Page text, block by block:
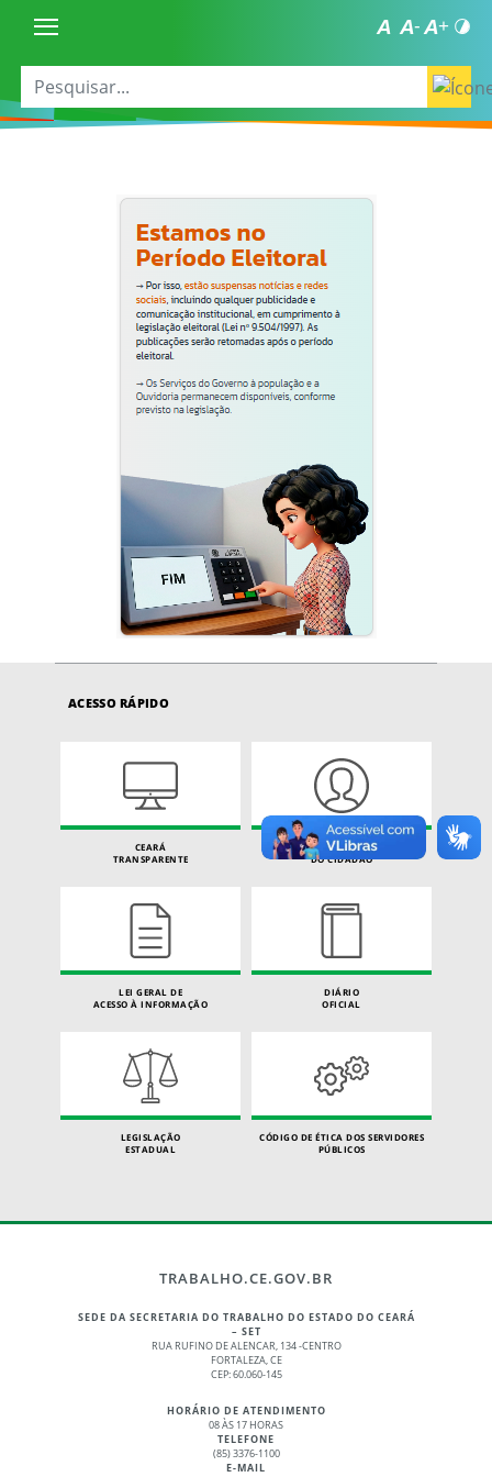
ACESSO RÁPIDO
CEARÁ
TRANSPARENTE
CARTA DE SERVIÇOS
DO CIDADÃO
LEI GERAL DE
ACESSO À INFORMAÇÃO
DIÁRIO
OFICIAL
LEGISLAÇÃO
ESTADUAL
CÓDIGO DE ÉTICA DOS SERVIDORES
PÚBLICOS
TRABALHO.CE.GOV.BR
SEDE DA SECRETARIA DO TRABALHO DO ESTADO DO CEARÁ
– SET
RUA RUFINO DE ALENCAR, 134 -CENTRO
FORTALEZA, CE
CEP: 60.060-145
HORÁRIO DE ATENDIMENTO
08 ÀS 17 HORAS
TELEFONE
(85) 3376-1100
E-MAIL